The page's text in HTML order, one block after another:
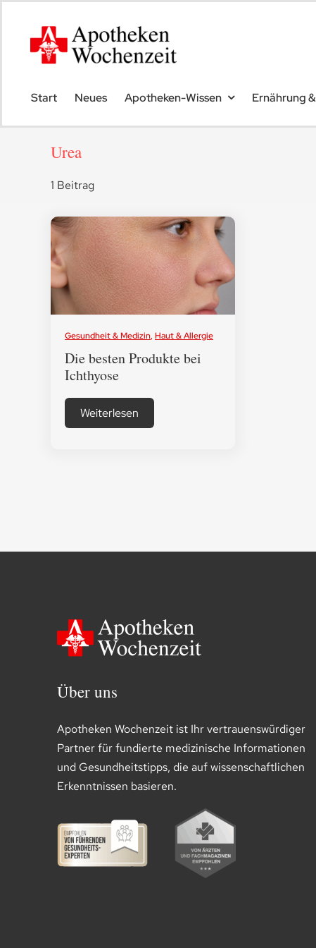
content
Start Neues Apotheken-Wissen Ernährung
Urea
1 Beitrag
Gesundheit & Medizin,Haut & Allergie
Die besten Produkte bei
Ichthyose
Weiterlesen
Über uns
Apotheken Wochenzeit ist Ihr vertrauenswürdiger
Partner für fundierte medizinische Informationen
und Gesundheitstipps, die auf wissenschaftlichen
Erkenntnissen basieren.